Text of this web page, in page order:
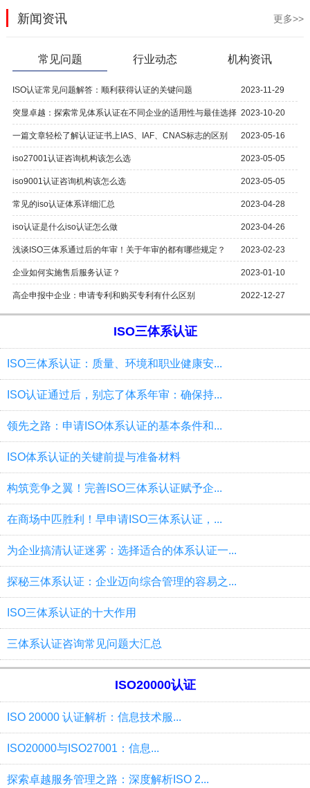
新闻资讯 更多>>
常见问题 行业动态 机构资讯
ISO认证常见问题解答：顺利获得认证的关键问题 2023-11-29
突显卓越：探索常见体系认证在不同企业的适用性与最佳选择 2023-10-20
一篇文章轻松了解认证证书上IAS、IAF、CNAS标志的区别 2023-05-16
iso27001认证咨询机构该怎么选 2023-05-05
iso9001认证咨询机构该怎么选 2023-05-05
常见的iso认证体系详细汇总 2023-04-28
iso认证是什么iso认证怎么做 2023-04-26
浅谈ISO三体系通过后的年审！关于年审的都有哪些规定？ 2023-02-23
企业如何实施售后服务认证？ 2023-01-10
高企申报中企业：申请专利和购买专利有什么区别 2022-12-27
ISO三体系认证
ISO三体系认证：质量、环境和职业健康安...
ISO认证通过后，别忘了体系年审：确保持...
领先之路：申请ISO体系认证的基本条件和...
ISO体系认证的关键前提与准备材料
构筑竞争之翼！完善ISO三体系认证赋予企...
在商场中匹胜利！早申请ISO三体系认证，...
为企业搞清认证迷雾：选择适合的体系认证一...
探秘三体系认证：企业迈向综合管理的容易之...
ISO三体系认证的十大作用
三体系认证咨询常见问题大汇总
ISO20000认证
ISO 20000 认证解析：信息技术服...
ISO20000与ISO27001：信息...
探索卓越服务管理之路：深度解析ISO 2...